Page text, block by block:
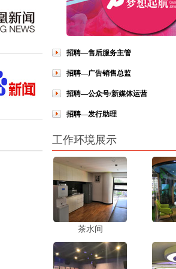
招聘—售后服务主管
招聘—广告销售总监
招聘—公众号/新媒体运营
招聘—发行助理
工作环境展示
茶水间